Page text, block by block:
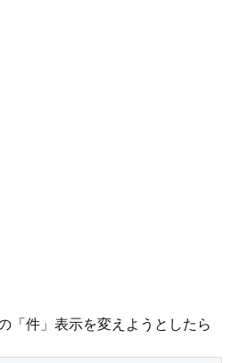
「件」表示を変えようとしたら